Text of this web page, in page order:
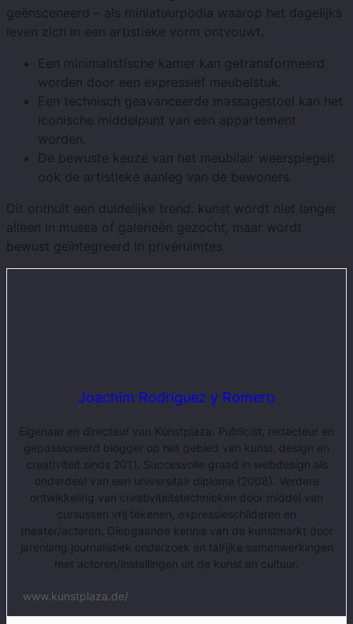
geënsceneerd – als miniatuurpodia waarop het dagelijks
leven zich in een artistieke vorm ontvouwt.
Een minimalistische kamer kan getransformeerd
worden door een expressief meubelstuk.
Een technisch geavanceerde massagestoel kan het
iconische middelpunt van een appartement
worden.
De bewuste keuze van het meubilair weerspiegelt
ook de artistieke aanleg van de bewoners.
Dit onthult een duidelijke trend: kunst wordt niet langer
alleen in musea of ​​galerieën gezocht, maar wordt
bewust geïntegreerd in privéruimtes.
Joachim Rodriguez y Romero
Eigenaar en directeur van Kunstplaza. Publicist, redacteur en
gepassioneerd blogger op het gebied van kunst, design en
creativiteit sinds 2011. Succesvolle graad in webdesign als
onderdeel van een universitair diploma (2008). Verdere
ontwikkeling van creativiteitstechnieken door middel van
cursussen vrij tekenen, expressieschilderen en
theater/acteren. Diepgaande kennis van de kunstmarkt door
jarenlang journalistiek onderzoek en talrijke samenwerkingen
met actoren/instellingen uit de kunst en cultuur.
www.kunstplaza.de/